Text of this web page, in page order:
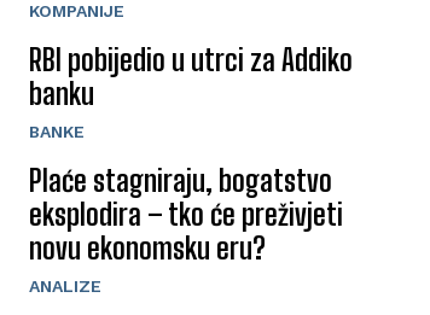
KOMPANIJE
RBI pobijedio u utrci za Addiko
banku
BANKE
Plaće stagniraju, bogatstvo
eksplodira – tko će preživjeti
novu ekonomsku eru?
ANALIZE